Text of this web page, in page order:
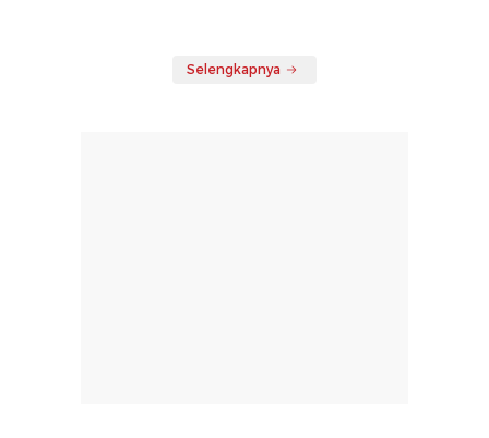
Selengkapnya